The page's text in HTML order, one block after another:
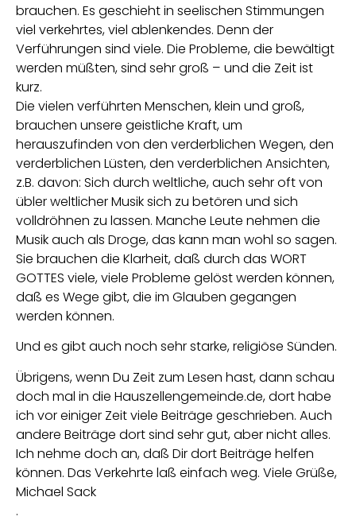
brauchen. Es geschieht in seelischen Stimmungen
viel verkehrtes, viel ablenkendes. Denn der
Verführungen sind viele. Die Probleme, die bewältigt
werden müßten, sind sehr groß – und die Zeit ist
kurz.
Die vielen verführten Menschen, klein und groß,
brauchen unsere geistliche Kraft, um
herauszufinden von den verderblichen Wegen, den
verderblichen Lüsten, den verderblichen Ansichten,
z.B. davon: Sich durch weltliche, auch sehr oft von
übler weltlicher Musik sich zu betören und sich
volldröhnen zu lassen. Manche Leute nehmen die
Musik auch als Droge, das kann man wohl so sagen.
Sie brauchen die Klarheit, daß durch das WORT
GOTTES viele, viele Probleme gelöst werden können,
daß es Wege gibt, die im Glauben gegangen
werden können.
Und es gibt auch noch sehr starke, religiöse Sünden.
Übrigens, wenn Du Zeit zum Lesen hast, dann schau
doch mal in die Hauszellengemeinde.de, dort habe
ich vor einiger Zeit viele Beiträge geschrieben. Auch
andere Beiträge dort sind sehr gut, aber nicht alles.
Ich nehme doch an, daß Dir dort Beiträge helfen
können. Das Verkehrte laß einfach weg. Viele Grüße,
Michael Sack
.